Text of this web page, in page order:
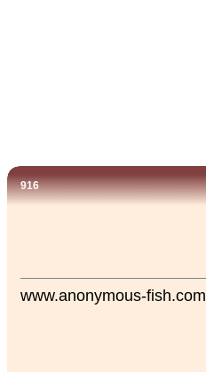
916
www.anonymous-fish.com